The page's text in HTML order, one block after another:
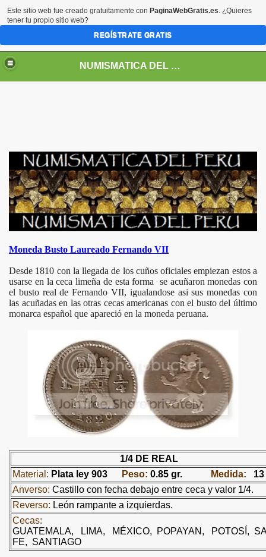
NUMISMATICA DEL PERU
Moneda Busto Laureado Fernando VII
Desde 1810 con la llegada de los cuños oficiales empiezan estos a
usarse en la ceca limeña de esta forma se acuñaron monedas con
el busto real de Fernando VII, igualandose asi sus monedas con
las acuñadas en las otras cecas americanas con el busto del último
monarca español que apareció en la moneda peruana.
1/4 DE REAL
Material: Plata ley 903 Peso: 0.85 gr. Medida:
Anverso: Castillo con fecha debajo entre ceca y valor 1/4.
Reverso: León rampante a izquierdas.
Cecas:
GUATEMALA,
LIMA, MÉXICO, POPAYAN, POTOSÍ,
FE, SANTIAGO
VII
Este sitio web fue creado gratuitamente con PaginaWebGratis.es. ¿Quieres
tener tu propio sitio web?
REGÍSTRATE GRATIS